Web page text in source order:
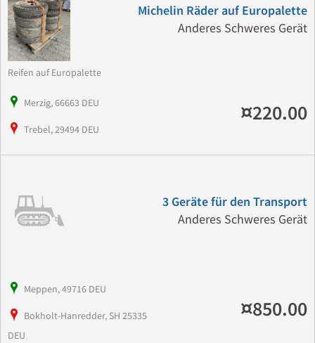
Michelin Räder auf Europalette
Anderes Schweres Gerät
Reifen auf Europalette
Merzig, 66663 DEU
Trebel, 29494 DEU
¤220.00
3 Geräte für den Transport
Anderes Schweres Gerät
Meppen, 49716 DEU
Bokholt-Hanredder, SH 25335
DEU
¤850.00